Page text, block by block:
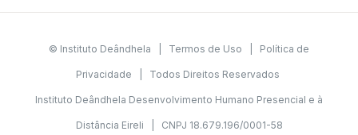
© Instituto Deândhela | Termos de Uso Política de
Privacidade | Todos Direitos Reservados
Instituto Deândhela Desenvolvimento Humano Presencial e à
Distância Eireli | CNPJ 18.679.196/0001-58